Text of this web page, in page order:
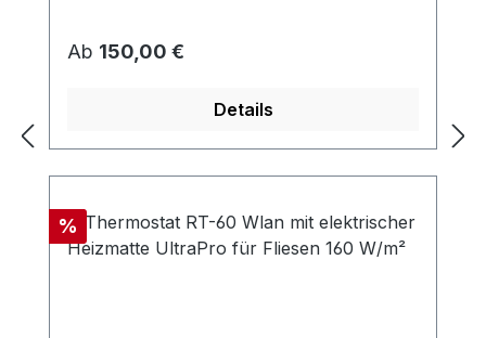
Regulärer Preis:
Ab 150,00 €
Details
Rabatt
%